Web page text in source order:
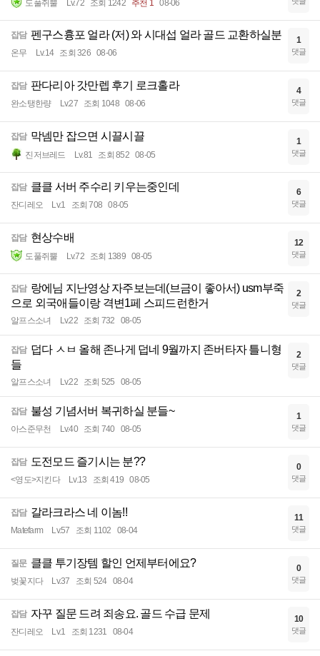
도풀쥐뿔 Lv.72 조회 1242 추천 1 08-06
잡담 펜구스흉포 얼라 (저) 와 시대섭 얼라 골드 교환하실분
온무 Lv.14 조회 326 08-06
1
댓글
잡담 판다리아 갓만렙 후기 로크홀라
완소탱한량 Lv.27 조회 1048 08-06
4
댓글
잡담 막넴만 잡으면 시끌시끌
진저브레드 Lv.81 조회 852 08-05
1
댓글
잡담 클클 서버 주수리 키우는중인데
잔디레오 Lv.1 조회 708 08-05
6
댓글
잡담 현상수배
도풀쥐뿔 Lv.72 조회 1389 08-05
12
댓글
잡담 랑에님 지난영상 자주보는데(브금이 좋아서) usm부죽
으로 외국애들이랑 격변1페 스피드런한거
알프스소녀 Lv.22 조회 732 08-05
2
댓글
잡담 덥다 ㅅㅂ 올해 존나게 덥네 9월까지 존버타자 틀니형
들
알프스소녀 Lv.22 조회 525 08-05
2
댓글
잡담 불성 기념서버 복귀하실 분들~
아스준무천 Lv.40 조회 740 08-05
1
댓글
잡담 도전모드 즐기시는 분??
<영도>지킨다 Lv.13 조회 419 08-05
0
댓글
잡담 갈라크라스 네 이놈!!
Matefarm Lv.57 조회 1102 08-04
11
댓글
질문 클클 투기장템 할인 언제부터에요?
벚꽃지다 Lv.37 조회 524 08-04
0
댓글
잡담 자꾸 질문 드려 죄송요. 골드 수급 문제
잔디레오 Lv.1 조회 1231 08-04
10
댓글